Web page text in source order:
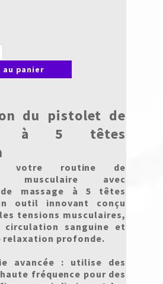
panier
du pistolet de
à 5 têtes
votre routine de
musculaire avec
massage à 5 têtes
outil innovant conçu
tensions musculaires,
circulation sanguine et
relaxation profonde.
avancée : utilise des
fréquence pour des